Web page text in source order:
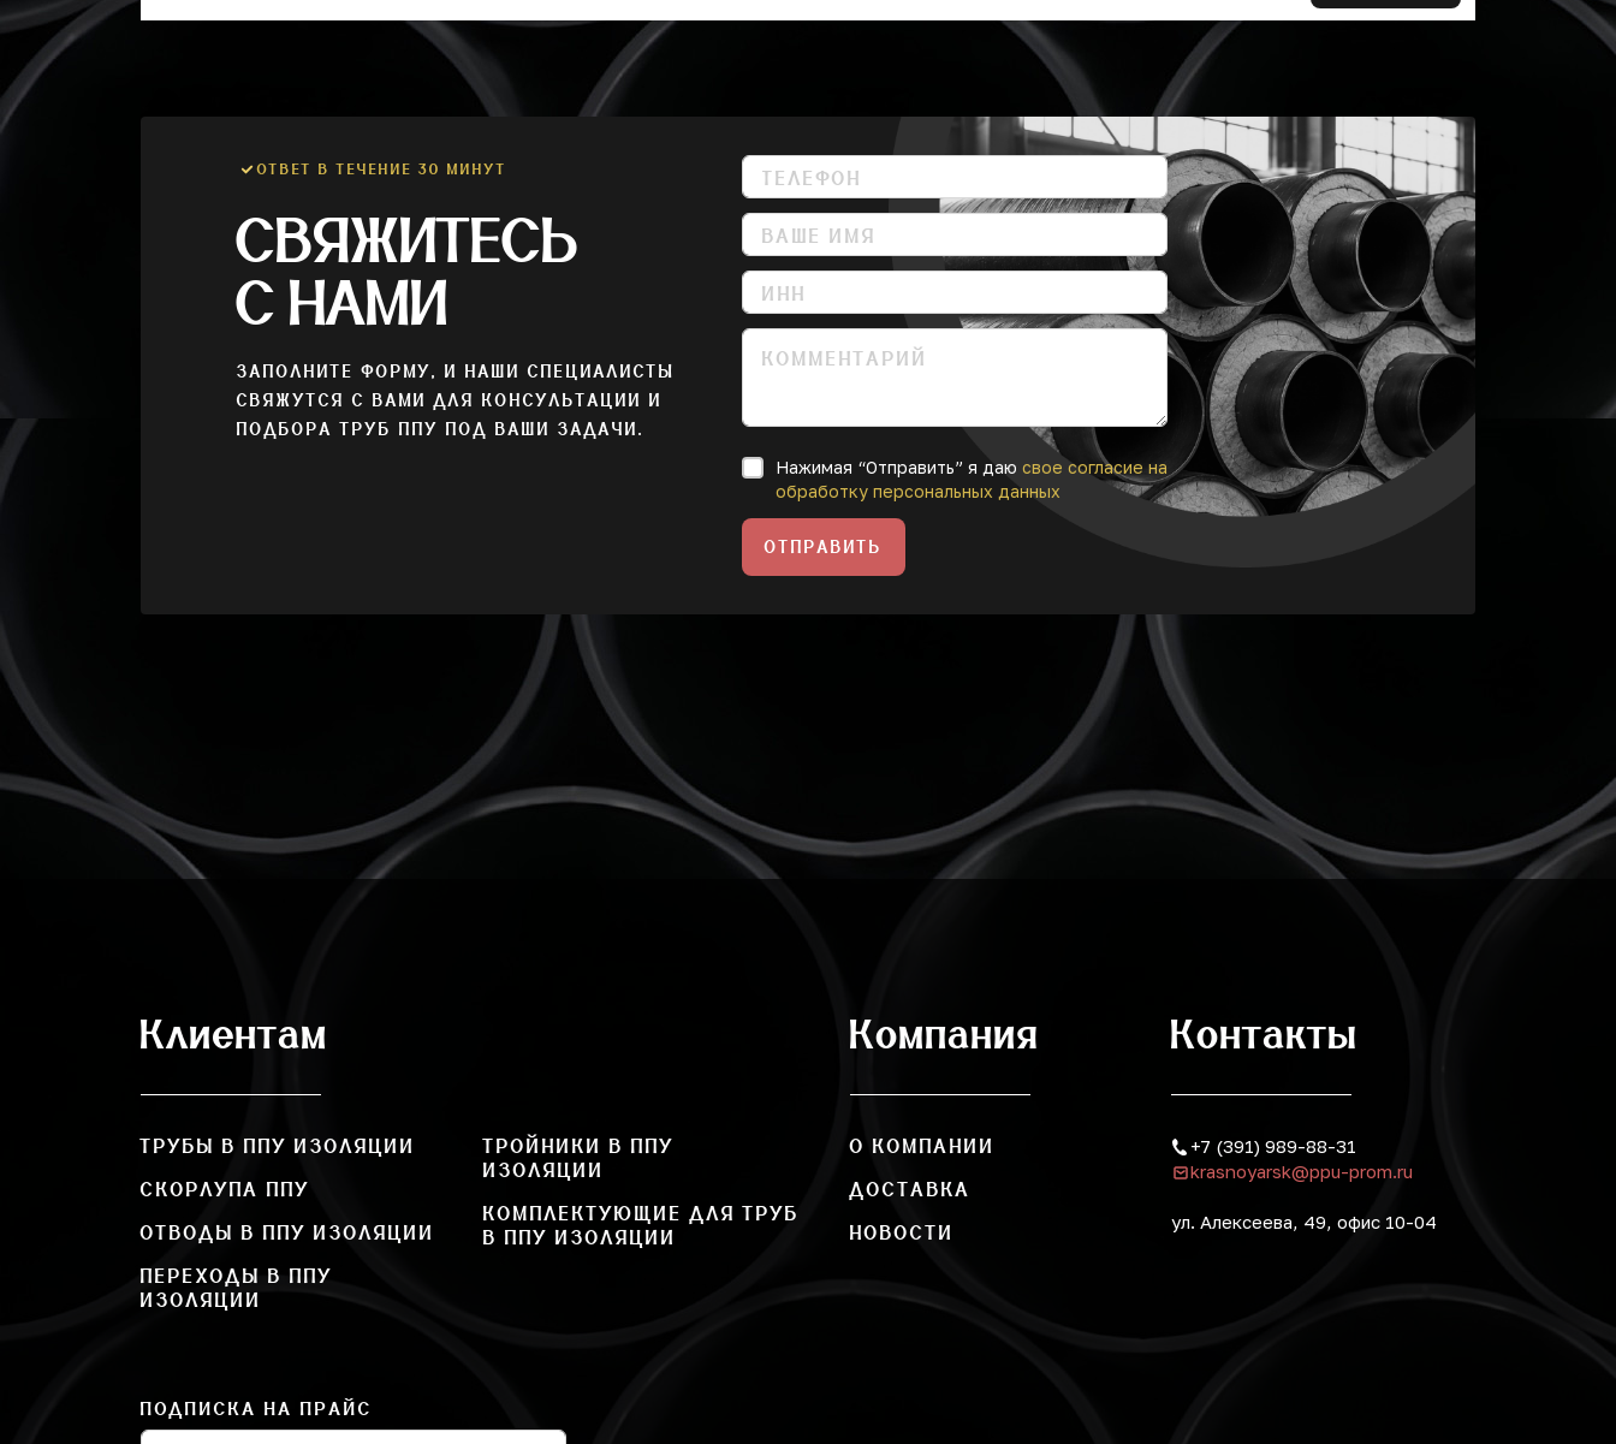
ОТВЕТ В ТЕЧЕНИЕ 30 МИНУТ
СВЯЖИТЕСЬ
С НАМИ
ЗАПОЛНИТЕ ФОРМУ, И НАШИ СПЕЦИАЛИСТЫ
СВЯЖУТСЯ С ВАМИ ДЛЯ КОНСУЛЬТАЦИИ И
ПОДБОРА ТРУБ ППУ ПОД ВАШИ ЗАДАЧИ.
Нажимая “Отправить” я даю свое согласие на
обработку персональных данных
ОТПРАВИТЬ
Клиентам
ТРУБЫ В ППУ ИЗОЛЯЦИИ
СКОРЛУПА ППУ
ОТВОДЫ В ППУ ИЗОЛЯЦИИ
ПЕРЕХОДЫ В ППУ
ИЗОЛЯЦИИ
ТРОЙНИКИ В ППУ
ИЗОЛЯЦИИ
КОМПЛЕКТУЮЩИЕ ДЛЯ ТРУБ
В ППУ ИЗОЛЯЦИИ
ПОДПИСКА НА ПРАЙС
Компания
О КОМПАНИИ
ДОСТАВКА
НОВОСТИ
Контакты
+7 (391) 989-88-31
krasnoyarsk@ppu-prom.ru
ул. Алексеева, 49, офис 10-04